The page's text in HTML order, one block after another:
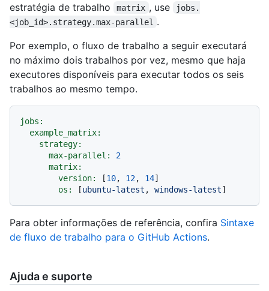
estratégia de trabalho
matrix , use
jobs.
<job_id>.strategy.max-parallel .
Por exemplo, o fluxo de trabalho a seguir executará
no máximo dois trabalhos por vez, mesmo que haja
executores disponíveis para executar todos os seis
trabalhos ao mesmo tempo.
jobs:
example_matrix:
strategy:
max-parallel:
2
matrix:
version:
[10, 12, 14]
os:
[ubuntu-latest , windows-latest
Para obter informações de referência, confira Sintaxe
de fluxo de trabalho para o GitHub Actions.
Ajuda e suporte